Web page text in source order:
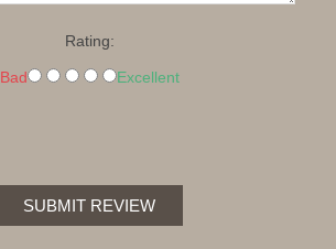
Rating:
Bad Excellent
SUBMIT REVIEW